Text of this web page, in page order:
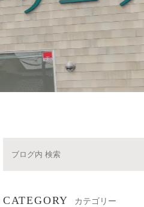
小児矯正
メラニン除
どの診療科
CATEGORY カテゴリー